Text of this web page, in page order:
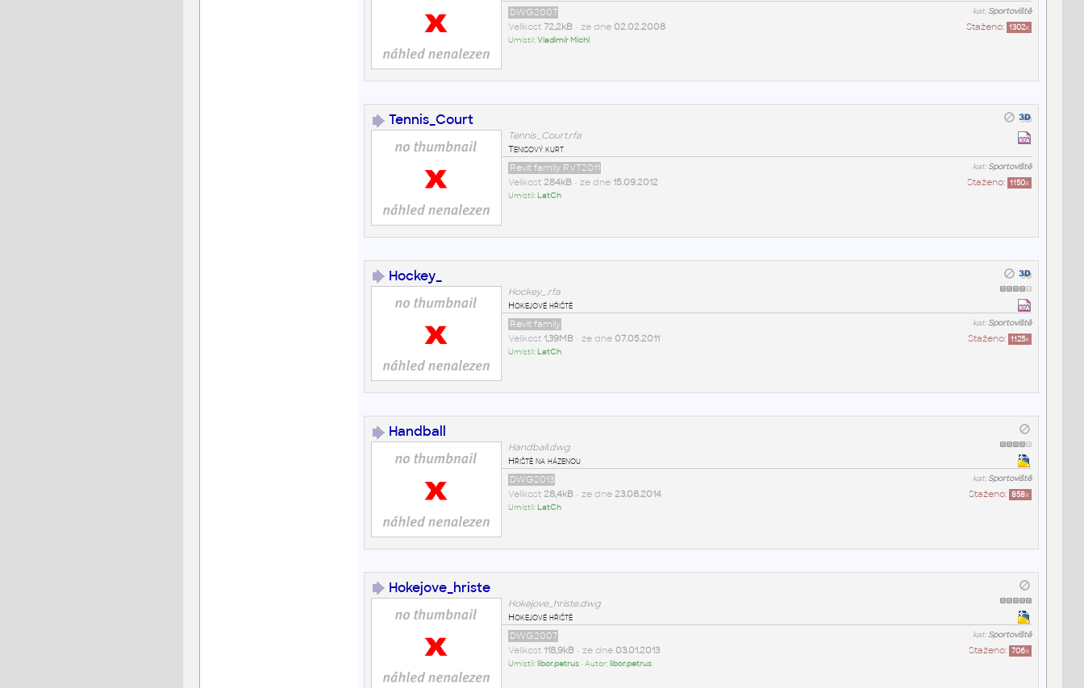
kat:Sportoviště
DWG2007
Staženo: 1302x
Velikost 72,2kB• ze dne 02.02.2008
Umístil:Vladimír Michl
Tennis_Court
Tennis_Court.rfa
Tenisový kurt
kat:Sportoviště
Revit family RVT2011
Staženo: 1150x
Velikost 284kB• ze dne 15.09.2012
Umístil: LatCh
Hockey_
Hockey_.rfa
Hokejové hřiště
kat:Sportoviště
Revit family
Staženo: 1125x
Velikost 1,39MB• ze dne 07.05.2011
Umístil: LatCh
Handball
Handball.dwg
Hřiště na házenou
kat:Sportoviště
DWG2013
Staženo: 858x
Velikost 28,4kB• ze dne 23.08.2014
Umístil: LatCh
Hokejove_hriste
Hokejove_hriste.dwg
Hokejové hřiště
kat:Sportoviště
DWG2007
Staženo: 706x
Velikost 118,9kB• ze dne 03.01.2013
Umístil: libor.petrus• Autor: libor.petrus